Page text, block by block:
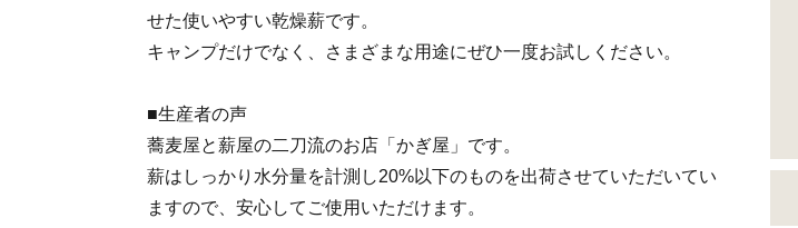
せた使いやすい乾燥薪です。
キャンプだけでなく、さまざまな用途にぜひ一度お試しください。
■生産者の声
蕎麦屋と薪屋の二刀流のお店「かぎ屋」です。
薪はしっかり水分量を計測し20%以下のものを出荷させていただいてい
ますので、安心してご使用いただけます。